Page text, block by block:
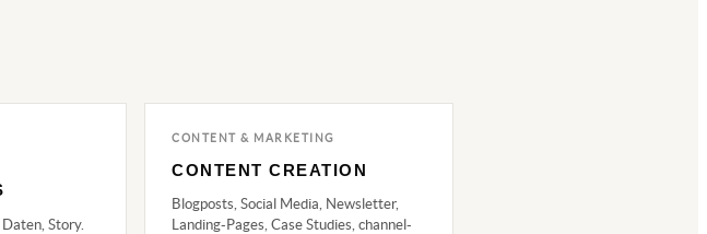
Story.
CONTENT & MARKETING
CONTENT CREATION
Blogposts, Social Media, Newsletter,
Landing-Pages, Case Studies, channel-